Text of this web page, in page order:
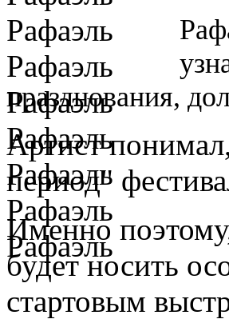
празднования,
Артист
период"
Именно
будет носить
стартовым